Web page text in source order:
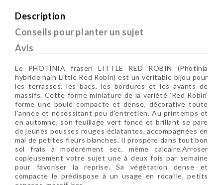
Description
Conseils pour planter un sujet
Avis
Le PHOTINIA fraseri LITTLE RED ROBIN (Photinia
hybride nain Little Red Robin) est un véritable bijou pour
les terrasses, les bacs, les bordures et les avants de
massifs. Cette forme miniature de la variété 'Red Robin'
forme une boule compacte et dense, décorative toute
l'année et nécessitant peu d'entretien. Au printemps et
en automne, son feuillage vert foncé et brillant se pare
de jeunes pousses rouges éclatantes, accompagnées en
mai de petites fleurs blanches. Il prospère dans tout bon
sol frais à modérément sec, même calcaire.Arroser
copieusement votre sujet une à deux fois par semaine
pour favoriser la reprise. Sa végétation dense et
compacte le prédispose à un usage en rocaille, petits